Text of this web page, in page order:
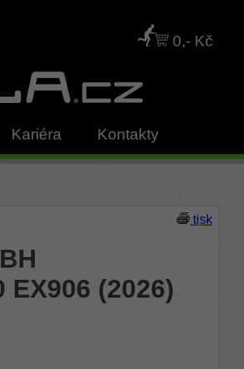
0,- Kč
Kariéra Kontakty
tisk
EX906 (2026)